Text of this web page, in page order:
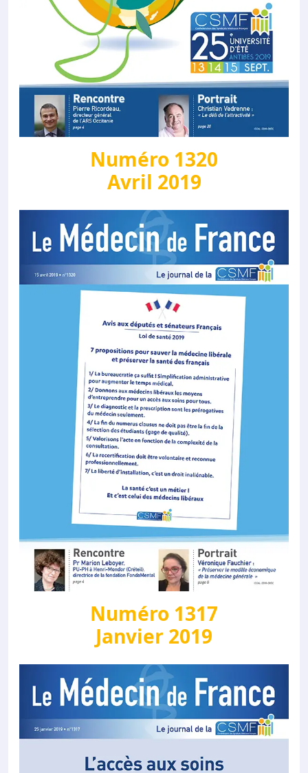
Numéro 1320
Avril 2019
Numéro 1317
Janvier 2019